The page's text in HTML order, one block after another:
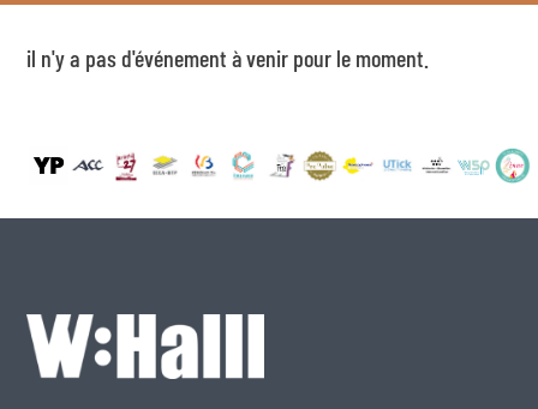
il n'y a pas d'événement à venir pour le moment.